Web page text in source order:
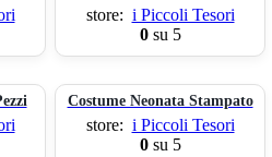
store: i Piccoli Tesori
0su 5
Costume Neonata Stampato
store: i Piccoli Tesori
0su 5